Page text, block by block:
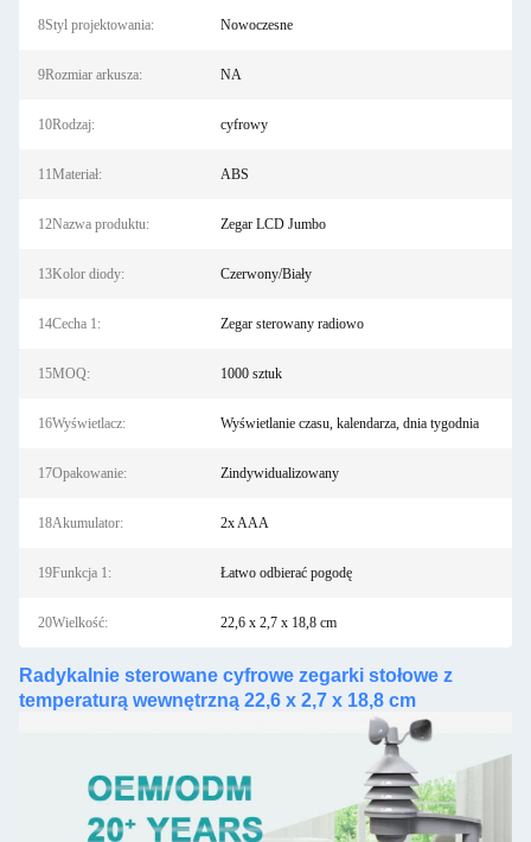
8Styl projektowania: Nowoczesne
9Rozmiar arkusza: NA
10Rodzaj: cyfrowy
11Materiał: ABS
12Nazwa produktu: Zegar LCD Jumbo
13Kolor diody: Czerwony/Biały
14Cecha 1: Zegar sterowany radiowo
15MOQ: 1000 sztuk
16Wyświetlacz: Wyświetlanie czasu, kalendarza, dnia tygodnia
17Opakowanie: Zindywidualizowany
18Akumulator: 2x AAA
19Funkcja 1: Łatwo odbierać pogodę
20Wielkość: 22,6 x 2,7 x 18,8 cm
Radykalnie sterowane cyfrowe zegarki stołowe z
temperaturą wewnętrzną 22,6 x 2,7 x 18,8 cm